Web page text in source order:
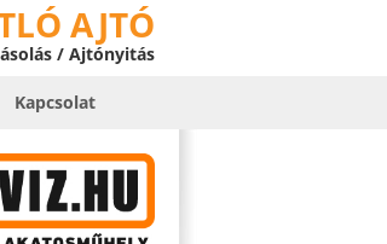
AJTÓ
/ Ajtónyitás
Kapcsolat